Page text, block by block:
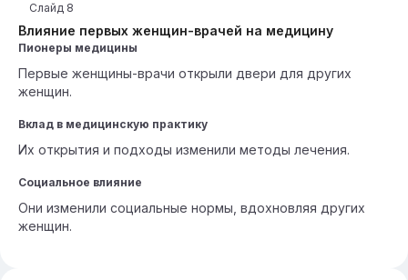
Влияние первых женщин-врачей на медицину
Слайд 8
Пионеры медицины
Первые женщины-врачи открыли двери для других
женщин.
Вклад в медицинскую практику
Их открытия и подходы изменили методы лечения.
Социальное влияние
Они изменили социальные нормы, вдохновляя других
женщин.